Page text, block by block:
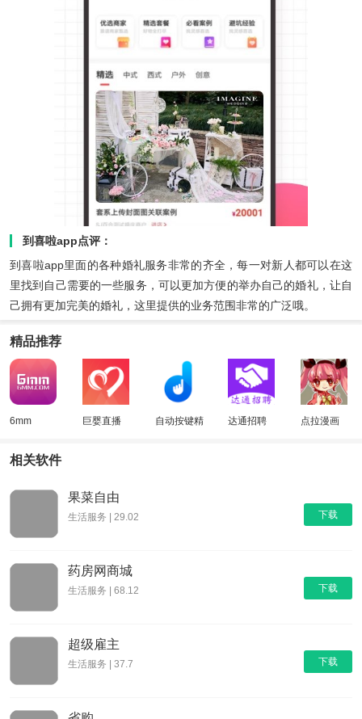
到喜啦app点评：
到喜啦app里面的各种婚礼服务非常的齐全，每一对新人都可以在这
里找到自己需要的一些服务，可以更加方便的举办自己的婚礼，让自
己拥有更加完美的婚礼，这里提供的业务范围非常的广泛哦。
精品推荐
6mm 巨婴直播
自动按键精
达通招聘 点拉漫画
相关软件
下载
果菜自由
生活服务 | 29.02
下载
药房网商城
生活服务 | 68.12
下载
超级雇主
生活服务 | 37.7